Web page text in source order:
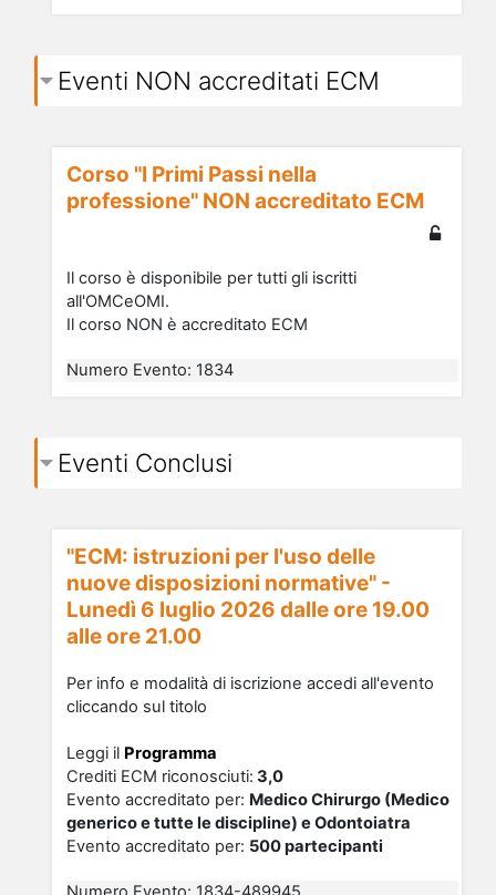
Eventi NON accreditati ECM
Corso "I Primi Passi nella
professione" NON accreditato ECM
Il corso è disponibile per tutti gli iscritti
all'OMCeOMI.
Il corso NON è accreditato ECM
Numero Evento: 1834
Eventi Conclusi
"ECM: istruzioni per l'uso delle
nuove disposizioni normative" -
Lunedì 6 luglio 2026 dalle ore 19.00
alle ore 21.00
Per info e modalità di iscrizione accedi all'evento
cliccando sul titolo
Leggi il Programma
Crediti ECM riconosciuti: 3,0
Evento accreditato per: Medico Chirurgo (Medico
generico e tutte le discipline) e Odontoiatra
Evento accreditato per: 500 partecipanti